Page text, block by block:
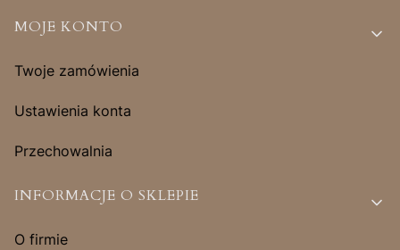
MOJE KONTO
Twoje zamówienia
Ustawienia konta
Przechowalnia
INFORMACJE O SKLEPIE
O firmie